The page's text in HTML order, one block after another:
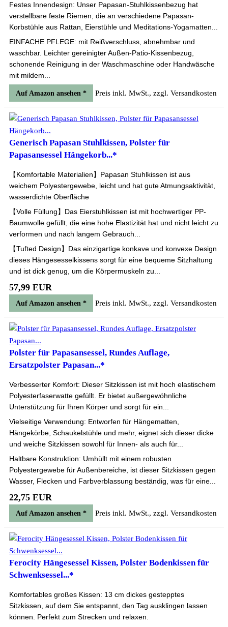
Festes Innendesign: Unser Papasan-Stuhlkissenbezug hat
verstellbare feste Riemen, die an verschiedene Papasan-
Korbstühle aus Rattan, Eierstühle und Meditations-Yogamatten...
EINFACHE PFLEGE: mit Reißverschluss, abnehmbar und
waschbar. Leichter gereinigter Außen-Patio-Kissenbezug,
schonende Reinigung in der Waschmaschine oder Handwäsche
mit mildem...
Auf Amazon ansehen * Preis inkl. MwSt., zzgl. Versandkosten
Generisch Papasan Stuhlkissen, Polster für
Papasansessel Hängekorb...*
【Komfortable Materialien】Papasan Stuhlkissen ist aus
weichem Polyestergewebe, leicht und hat gute Atmungsaktivität,
wasserdichte Oberfläche
【Volle Füllung】Das Eierstuhlkissen ist mit hochwertiger PP-
Baumwolle gefüllt, die eine hohe Elastizität hat und nicht leicht zu
verformen und nach langem Gebrauch...
【Tufted Design】Das einzigartige konkave und konvexe Design
dieses Hängesesselkissens sorgt für eine bequeme Sitzhaltung
und ist dick genug, um die Körpermuskeln zu...
57,99 EUR
Auf Amazon ansehen * Preis inkl. MwSt., zzgl. Versandkosten
Polster für Papasansessel, Rundes Auflage,
Ersatzpolster Papasan...*
Verbesserter Komfort: Dieser Sitzkissen ist mit hoch elastischem
Polyesterfaserwatte gefüllt. Er bietet außergewöhnliche
Unterstützung für Ihren Körper und sorgt für ein...
Vielseitige Verwendung: Entworfen für Hängematten,
Hängekörbe, Schaukelstühle und mehr, eignet sich dieser dicke
und weiche Sitzkissen sowohl für Innen- als auch für...
Haltbare Konstruktion: Umhüllt mit einem robusten
Polyestergewebe für Außenbereiche, ist dieser Sitzkissen gegen
Wasser, Flecken und Farbverblassung beständig, was für eine...
22,75 EUR
Auf Amazon ansehen * Preis inkl. MwSt., zzgl. Versandkosten
Ferocity Hängesessel Kissen, Polster Bodenkissen für
Schwenksessel...*
Komfortables großes Kissen: 13 cm dickes gestepptes
Sitzkissen, auf dem Sie entspannt, den Tag ausklingen lassen
können. Perfekt zum Strecken und relaxen.